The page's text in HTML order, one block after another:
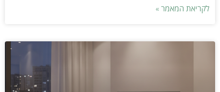
לקריאת המאמר »